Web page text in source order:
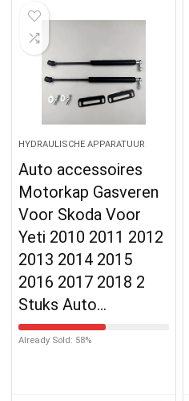
HYDRAULISCHE APPARATUUR
Auto accessoires
Motorkap Gasveren
Voor Skoda Voor
Yeti 2010 2011 2012
2013 2014 2015
2016 2017 2018 2
Stuks Auto…
Already Sold: 58%